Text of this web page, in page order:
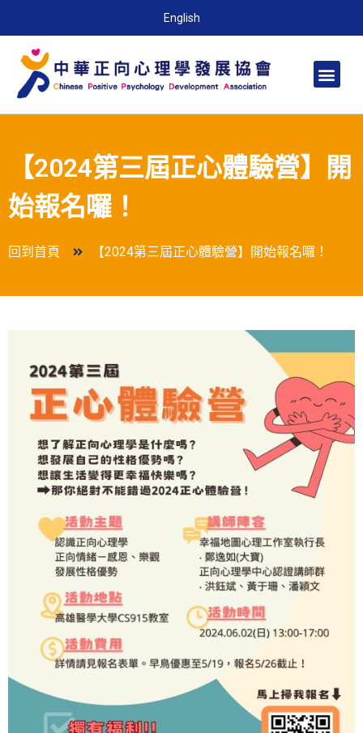
English
【2024第三屆正心體驗營】開
始報名囉！
回到首頁 【2024第三屆正心體驗營】開始報名囉！